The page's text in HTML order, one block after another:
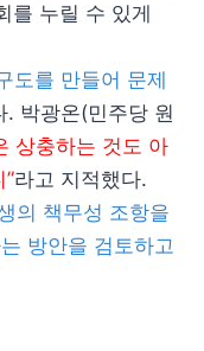
를 누릴 수 있게
도를 만들어 문제
. 박광온(민주당 원
상충하는 것도 아
라고 지적했다.
의 책무성 조항을
방안을 검토하고